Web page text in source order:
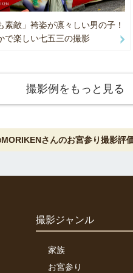
素敵」袴姿が凛々しい男の子！
で楽しい七五三の撮影
撮影例をもっと見る
さんのお宮参り撮影評
撮影ジャンル
家族
お宮参り